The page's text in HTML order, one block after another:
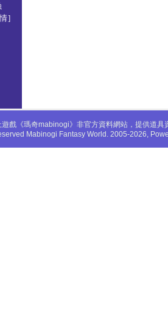
]
戲《瑪奇mabinogi》非官方資料網站，提供道
Mabinogi Fantasy World. 2005-2026,